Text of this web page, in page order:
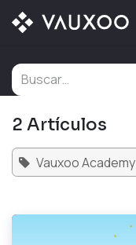
Ir al contenido
2 Artículos
Vauxoo Academy